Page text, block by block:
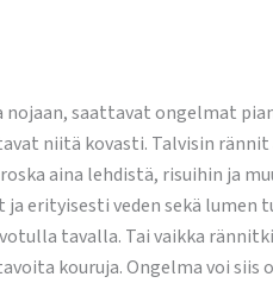
saattavat ongelmat
niitä kovasti. Talvisin
aina lehdistä, risuihin ja
erityisesti veden sekä lumen
tavalla. Tai vaikka
kouruja. Ongelma voi